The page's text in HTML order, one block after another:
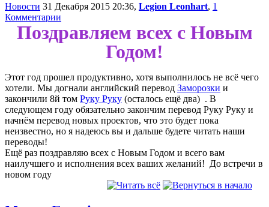
Новости 31 Декабря 2015 20:36, Legion Leonhart, 1
Комментарии
Поздравляем всех с Новым
Годом!
Этот год прошел продуктивно, хотя выполнилось не всё чего
хотели. Мы догнали английский перевод Заморозки и
закончили 8й том Руку Руку (осталось ещё два) . В
следующем году обязательно закончим перевод Руку Руку и
начнём перевод новых проектов, что это будет пока
неизвестно, но я надеюсь вы и дальше будете читать наши
переводы!
Ещё раз поздравляю всех с Новым Годом и всего вам
наилучшего и исполнения всех ваших желаний! До встречи в
новом году